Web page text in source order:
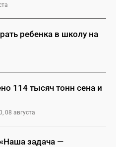
ребенка в школу на
114 тысяч тонн сена и
08 августа
задача —